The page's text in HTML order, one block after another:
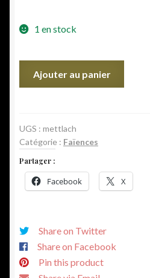
1 en stock
gré
de
METTLACH
Ajouter au panier
UGS : mettlach
Catégorie : Faïences
Partager :
Facebook X
Share on Twitter
Share on Facebook
Pin this product